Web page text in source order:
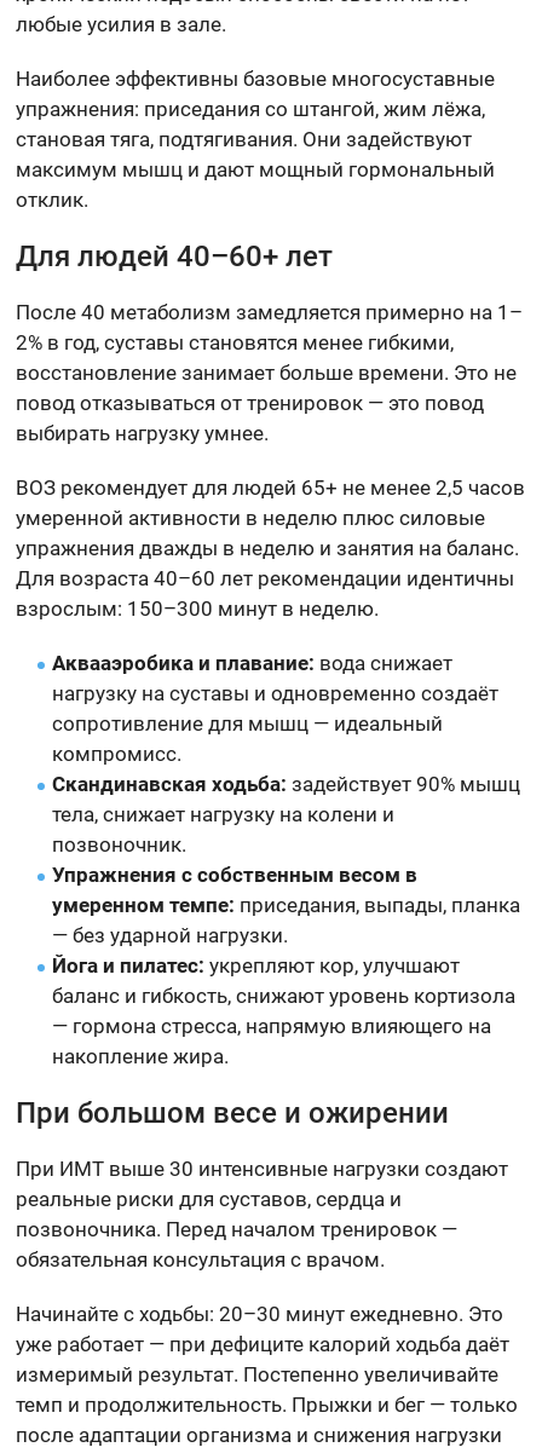
любые усилия в зале.
Наиболее эффективны базовые многосуставные
упражнения: приседания со штангой, жим лёжа,
становая тяга, подтягивания. Они задействуют
максимум мышц и дают мощный гормональный
отклик.
Для людей 40–60+ лет
После 40 метаболизм замедляется примерно на 1–
2% в год, суставы становятся менее гибкими,
восстановление занимает больше времени. Это не
повод отказываться от тренировок — это повод
выбирать нагрузку умнее.
ВОЗ рекомендует для людей 65+ не менее 2,5 часов
умеренной активности в неделю плюс силовые
упражнения дважды в неделю и занятия на баланс.
Для возраста 40–60 лет рекомендации идентичны
взрослым: 150–300 минут в неделю.
Аквааэробика и плавание: вода снижает
нагрузку на суставы и одновременно создаёт
сопротивление для мышц — идеальный
компромисс.
Скандинавская ходьба: задействует 90% мышц
тела, снижает нагрузку на колени и
позвоночник.
Упражнения с собственным весом в
умеренном темпе: приседания, выпады, планка
— без ударной нагрузки.
Йога и пилатес: укрепляют кор, улучшают
баланс и гибкость, снижают уровень кортизола
— гормона стресса, напрямую влияющего на
накопление жира.
При большом весе и ожирении
При ИМТ выше 30 интенсивные нагрузки создают
реальные риски для суставов, сердца и
позвоночника. Перед началом тренировок —
обязательная консультация с врачом.
Начинайте с ходьбы: 20–30 минут ежедневно. Это
уже работает — при дефиците калорий ходьба даёт
измеримый результат. Постепенно увеличивайте
темп и продолжительность. Прыжки и бег — только
после адаптации организма и снижения нагрузки